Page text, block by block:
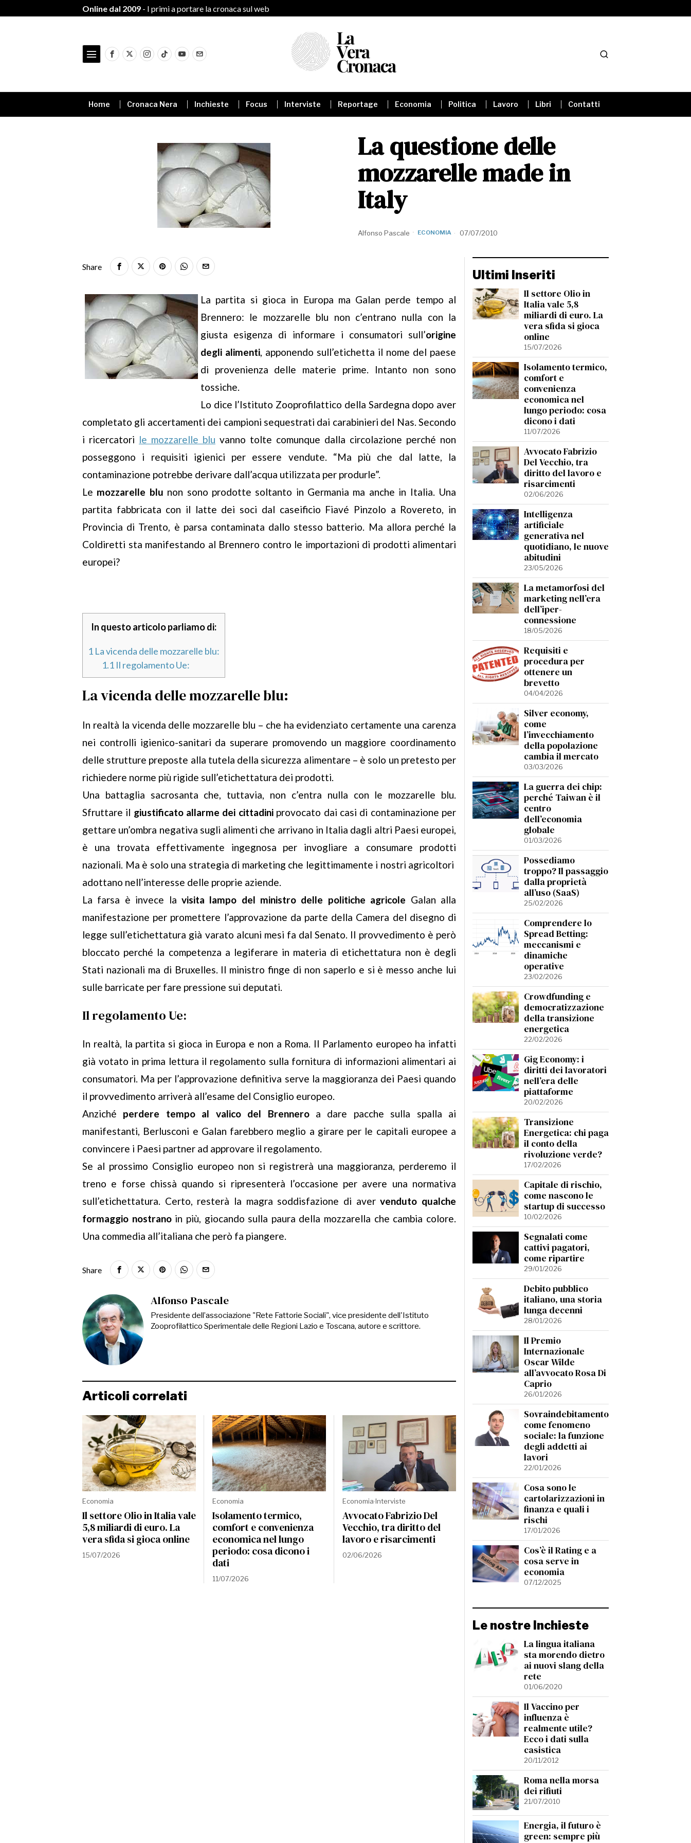
Online dal 2009 - I primi a portare la cronaca sul web
Home Cronaca Nera Inchieste Focus Interviste Reportage Economia Politica Lavoro Libri Contatti
La questione delle
mozzarelle made in
Italy
Alfonso Pascale ECONOMIA 07/07/2010
Share
La partita si gioca in Europa ma Galan perde tempo al
Brennero: le mozzarelle blu non c’entrano nulla con la
giusta esigenza di informare i consumatori sull’origine
degli alimenti, apponendo sull’etichetta il nome del paese
di provenienza delle materie prime. Intanto non sono
tossiche.
Lo dice l’Istituto Zooprofilattico della Sardegna dopo aver
completato gli accertamenti dei campioni sequestrati dai carabinieri del Nas. Secondo
i ricercatori le mozzarelle blu vanno tolte comunque dalla circolazione perché non
posseggono i requisiti igienici per essere vendute. “Ma più che dal latte, la
contaminazione potrebbe derivare dall’acqua utilizzata per produrle”.
Le mozzarelle blu non sono prodotte soltanto in Germania ma anche in Italia. Una
partita fabbricata con il latte dei soci dal caseificio Fiavé Pinzolo a Rovereto, in
Provincia di Trento, è parsa contaminata dallo stesso batterio. Ma allora perché la
Coldiretti sta manifestando al Brennero contro le importazioni di prodotti alimentari
europei?
In questo articolo parliamo di:
1 La vicenda delle mozzarelle blu:
1.1 Il regolamento Ue:
La vicenda delle mozzarelle blu:
In realtà la vicenda delle mozzarelle blu – che ha evidenziato certamente una carenza
nei controlli igienico-sanitari da superare promovendo un maggiore coordinamento
delle strutture preposte alla tutela della sicurezza alimentare – è solo un pretesto per
richiedere norme più rigide sull’etichettatura dei prodotti.
Una battaglia sacrosanta che, tuttavia, non c’entra nulla con le mozzarelle blu.
Sfruttare il giustificato allarme dei cittadiniprovocato dai casi di contaminazione per
gettare un’ombra negativa sugli alimenti che arrivano in Italia dagli altri Paesi europei,
è una trovata effettivamente ingegnosa per invogliare a consumare prodotti
nazionali. Ma è solo una strategia di marketing che legittimamente i nostri agricoltori
adottano nell’interesse delle proprie aziende.
La farsa è invece la visita lampo del ministro delle politiche agricole Galan alla
manifestazione per promettere l’approvazione da parte della Camera del disegno di
legge sull’etichettatura già varato alcuni mesi fa dal Senato. Il provvedimento è però
bloccato perché la competenza a legiferare in materia di etichettatura non è degli
Stati nazionali ma di Bruxelles. Il ministro finge di non saperlo e si è messo anche lui
sulle barricate per fare pressione sui deputati.
Il regolamento Ue:
In realtà, la partita si gioca in Europa e non a Roma. Il Parlamento europeo ha infatti
già votato in prima lettura il regolamento sulla fornitura di informazioni alimentari ai
consumatori. Ma per l’approvazione definitiva serve la maggioranza dei Paesi quando
il provvedimento arriverà all’esame del Consiglio europeo.
Anziché perdere tempo al valico del Brenneroa dare pacche sulla spalla ai
manifestanti, Berlusconi e Galan farebbero meglio a girare per le capitali europee a
convincere i Paesi partner ad approvare il regolamento.
Se al prossimo Consiglio europeo non si registrerà una maggioranza, perderemo il
treno e forse chissà quando si ripresenterà l’occasione per avere una normativa
sull’etichettatura. Certo, resterà la magra soddisfazione di avervenduto qualche
formaggio nostranoin più, giocando sulla paura della mozzarella che cambia colore.
Una commedia all’italiana che però fa piangere.
Share
Alfonso Pascale
Presidente dell’associazione "Rete Fattorie Sociali", vice presidente dell'Istituto
Zooprofilattico Sperimentale delle Regioni Lazio e Toscana, autore e scrittore.
Articoli correlati
Economia
Il settore Olio in Italia vale
5,8 miliardi di euro. La
vera sfida si gioca online
15/07/2026
Economia
Isolamento termico,
comfort e convenienza
economica nel lungo
periodo: cosa dicono i
dati
11/07/2026
Economia·Interviste
Avvocato Fabrizio Del
Vecchio, tra diritto del
lavoro e risarcimenti
02/06/2026
Ultimi Inseriti
Il settore Olio in
Italia vale 5,8
miliardi di euro. La
vera sfida si gioca
online
15/07/2026
Isolamento termico,
comfort e
convenienza
economica nel
lungo periodo: cosa
dicono i dati
11/07/2026
Avvocato Fabrizio
Del Vecchio, tra
diritto del lavoro e
risarcimenti
02/06/2026
Intelligenza
artificiale
generativa nel
quotidiano, le nuove
abitudini
23/05/2026
La metamorfosi del
marketing nell’era
dell’iper-
connessione
18/05/2026
Requisiti e
procedura per
ottenere un
brevetto
04/04/2026
Silver economy,
come
l’invecchiamento
della popolazione
cambia il mercato
03/03/2026
La guerra dei chip:
perché Taiwan è il
centro
dell’economia
globale
01/03/2026
Possediamo
troppo? Il passaggio
dalla proprietà
all’uso (SaaS)
25/02/2026
Comprendere lo
Spread Betting:
meccanismi e
dinamiche
operative
23/02/2026
Crowdfunding e
democratizzazione
della transizione
energetica
22/02/2026
Gig Economy: i
diritti dei lavoratori
nell’era delle
piattaforme
20/02/2026
Transizione
Energetica: chi paga
il conto della
rivoluzione verde?
17/02/2026
Capitale di rischio,
come nascono le
startup di successo
10/02/2026
Segnalati come
cattivi pagatori,
come ripartire
29/01/2026
Debito pubblico
italiano, una storia
lunga decenni
28/01/2026
Il Premio
Internazionale
Oscar Wilde
all’avvocato Rosa Di
Caprio
26/01/2026
Sovraindebitamento
come fenomeno
sociale: la funzione
degli addetti ai
lavori
22/01/2026
Cosa sono le
cartolarizzazioni in
finanza e quali i
rischi
17/01/2026
Cos’è il Rating e a
cosa serve in
economia
07/12/2025
Le nostre Inchieste
La lingua italiana
sta morendo dietro
ai nuovi slang della
rete
01/06/2020
Il Vaccino per
influenza è
realmente utile?
Ecco i dati sulla
casistica
20/11/2012
Roma nella morsa
dei rifiuti
21/07/2010
Energia, il futuro è
green: sempre più